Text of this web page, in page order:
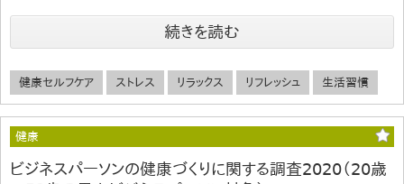
続きを読む
健康セルフケア ストレス リラックス リフレッシュ 生活習慣
健康
ビジネスパーソンの健康づくりに関する調査2020（20歳